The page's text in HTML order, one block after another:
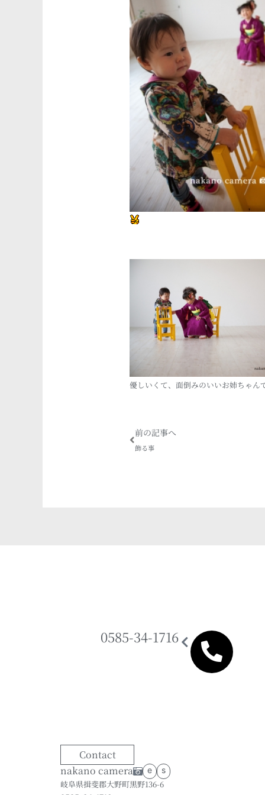
優しいくて、面倒みのいいお姉ちゃん
Prev
前の記事へ
飾る事
0585-34-1716
Contact
nakano camera
e s
岐阜県揖斐郡大野町黒野136-6